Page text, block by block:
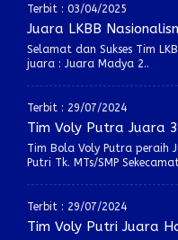
Terbit : 03/04/2025
Juara LKBB
Selamat dan Sukses Tim
juara : Juara Madya 2..
Terbit : 29/07/2024
Tim Voly Putra Juara 3
Tim Bola Voly Putra peraih
Putri Tk. MTs/SMP
Terbit : 29/07/2024
Tim Voly Putri Juara